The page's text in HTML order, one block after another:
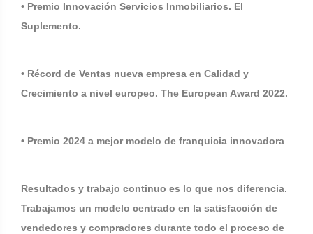
• Premio Innovación Servicios Inmobiliarios. El
Suplemento.
• Récord de Ventas nueva empresa en Calidad y
Crecimiento a nivel europeo. The European Award 2022.
• Premio 2024 a mejor modelo de franquicia innovadora
Resultados y trabajo continuo es lo que nos diferencia.
Trabajamos un modelo centrado en la satisfacción de
vendedores y compradores durante todo el proceso de